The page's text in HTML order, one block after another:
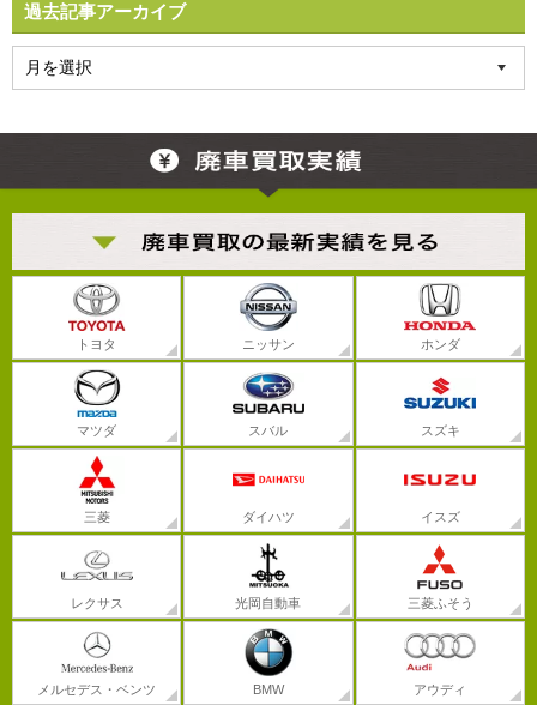
過去記事アーカイブ
トヨタ ニッサン ホンダ
マツダ スバル スズキ
三菱 ダイハツ イスズ
レクサス 光岡自動車 三菱ふそう
メルセデス・ベンツ BMW アウディ